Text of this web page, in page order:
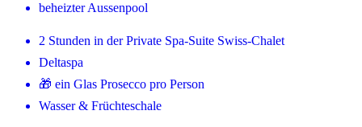
beheizter Aussenpool
2 Stunden in der Private Spa-Suite Swiss-Chalet
Deltaspa
🎁 ein Glas Prosecco pro Person
Wasser & Früchteschale